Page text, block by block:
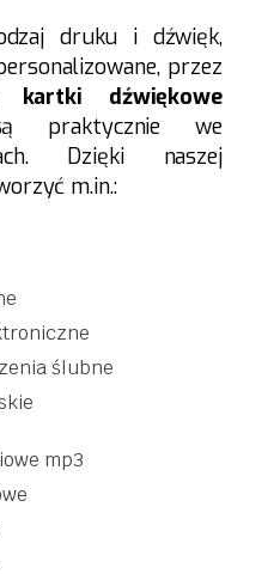
druku i dźwięk,
przez
kartki dźwiękowe
praktycznie we
Dzięki naszej
m.in.:
ślubne
mp3